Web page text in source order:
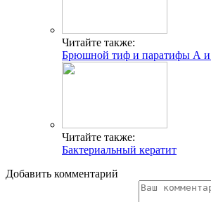
Читайте также:
Брюшной тиф и паратифы А и
Читайте также:
Бактериальный кератит
Добавить комментарий